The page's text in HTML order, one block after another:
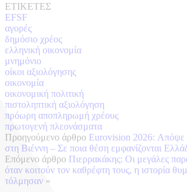
ΕΤΙΚΕΤΕΣ
EFSF
αγορές
δημόσιο χρέος
ελληνική οικονομία
μνημόνιο
οίκοι αξιολόγησης
οικονομία
οικονομική πολιτική
πιστοληπτική αξιολόγηση
πρόωρη αποπληρωμή χρέους
πρωτογενή πλεονάσματα
Προηγούμενο άρθρο Eurovision 2026: Απόψε
στη Βιέννη – Σε ποια θέση εμφανίζονται
Επόμενο άρθρο Πιερρακάκης: Οι μεγάλες
όταν κοιτούν τον καθρέφτη τους, η ιστορία
τόλμησαν »